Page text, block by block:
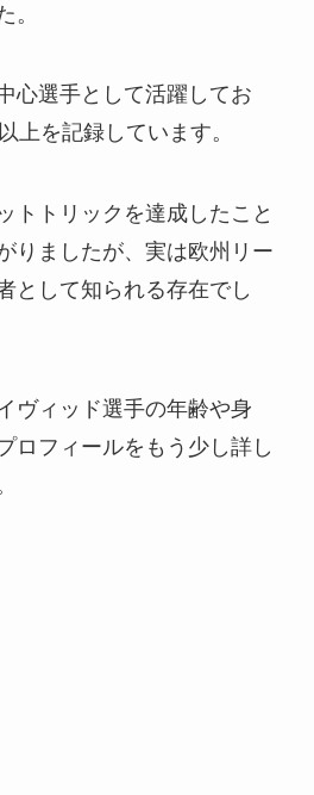
。
心選手として活躍してお
上を記録しています。
トトリックを達成したこと
りましたが、実は欧州リー
として知られる存在でし
ヴィッド選手の年齢や身
ロフィールをもう少し詳し